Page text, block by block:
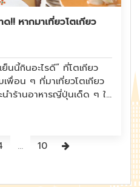
!! หากมาเที่ยวโตเกียว
นนี้กินอะไรดี” ที่โตเกียว
พื่อน ๆ ที่มาเที่ยวโตเกียว
ำร้านอาหารญี่ปุ่นเด็ด ๆ ใน
มาให้
งว่าไม่ผิดหวังแน่นอน!!
... 10 Next